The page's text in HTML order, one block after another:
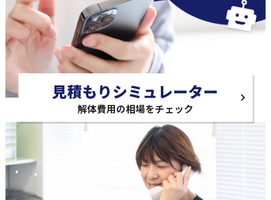
見積もりシミュレーター
解体費用の相場をチェック